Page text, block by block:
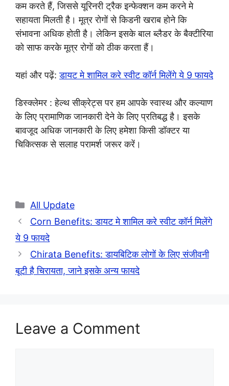
कम करते हैं, जिससे यूरिनरी ट्रैक इन्फेक्शन कम करने मे
सहायता मिलती है। मूत्र रोगों से किडनी खराब होने कि
संभावना अधिक होती है। लेकिन इसके बाल ब्लैडर के बैक्टीरिया
को साफ करके मूत्र रोगों को ठीक करता हैं।
यहां और पढ़ें:डायट मे शामिल करे स्वीट कॉर्न मिलेंगे ये 9 फायदे
डिस्क्लेमर : हेल्थ सीक्रेट्स पर हम आपके स्वास्थ और कल्याण
के लिए प्रामाणिक जानकारी देने के लिए प्रतिबद्ध है। इसके
बावजूद अधिक जानकारी के लिए हमेशा किसी डॉक्टर या
चिकित्सक से सलाह परामर्श जरूर करें।
Categories
All Update
Corn Benefits: डायट मे शामिल करे स्वीट कॉर्न मिलेंगे
ये 9 फायदे
Chirata Benefits: डायबिटिक लोगों के लिए संजीवनी
बूटी है चिरायता, जाने इसके अन्य फायदे
Leave a Comment